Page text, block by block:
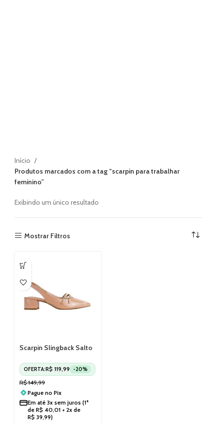
Início
Produtos marcados com a tag “scarpin para trabalhar
feminino”
Exibindo um único resultado
Mostrar Filtros
Scarpin Slingback Salto
OFERTA:R$ 119,99 -20%
R$149,99
Pague no Pix
Em até 3x sem juros (1ª
de R$ 40,01 + 2x de
R$ 39,99)